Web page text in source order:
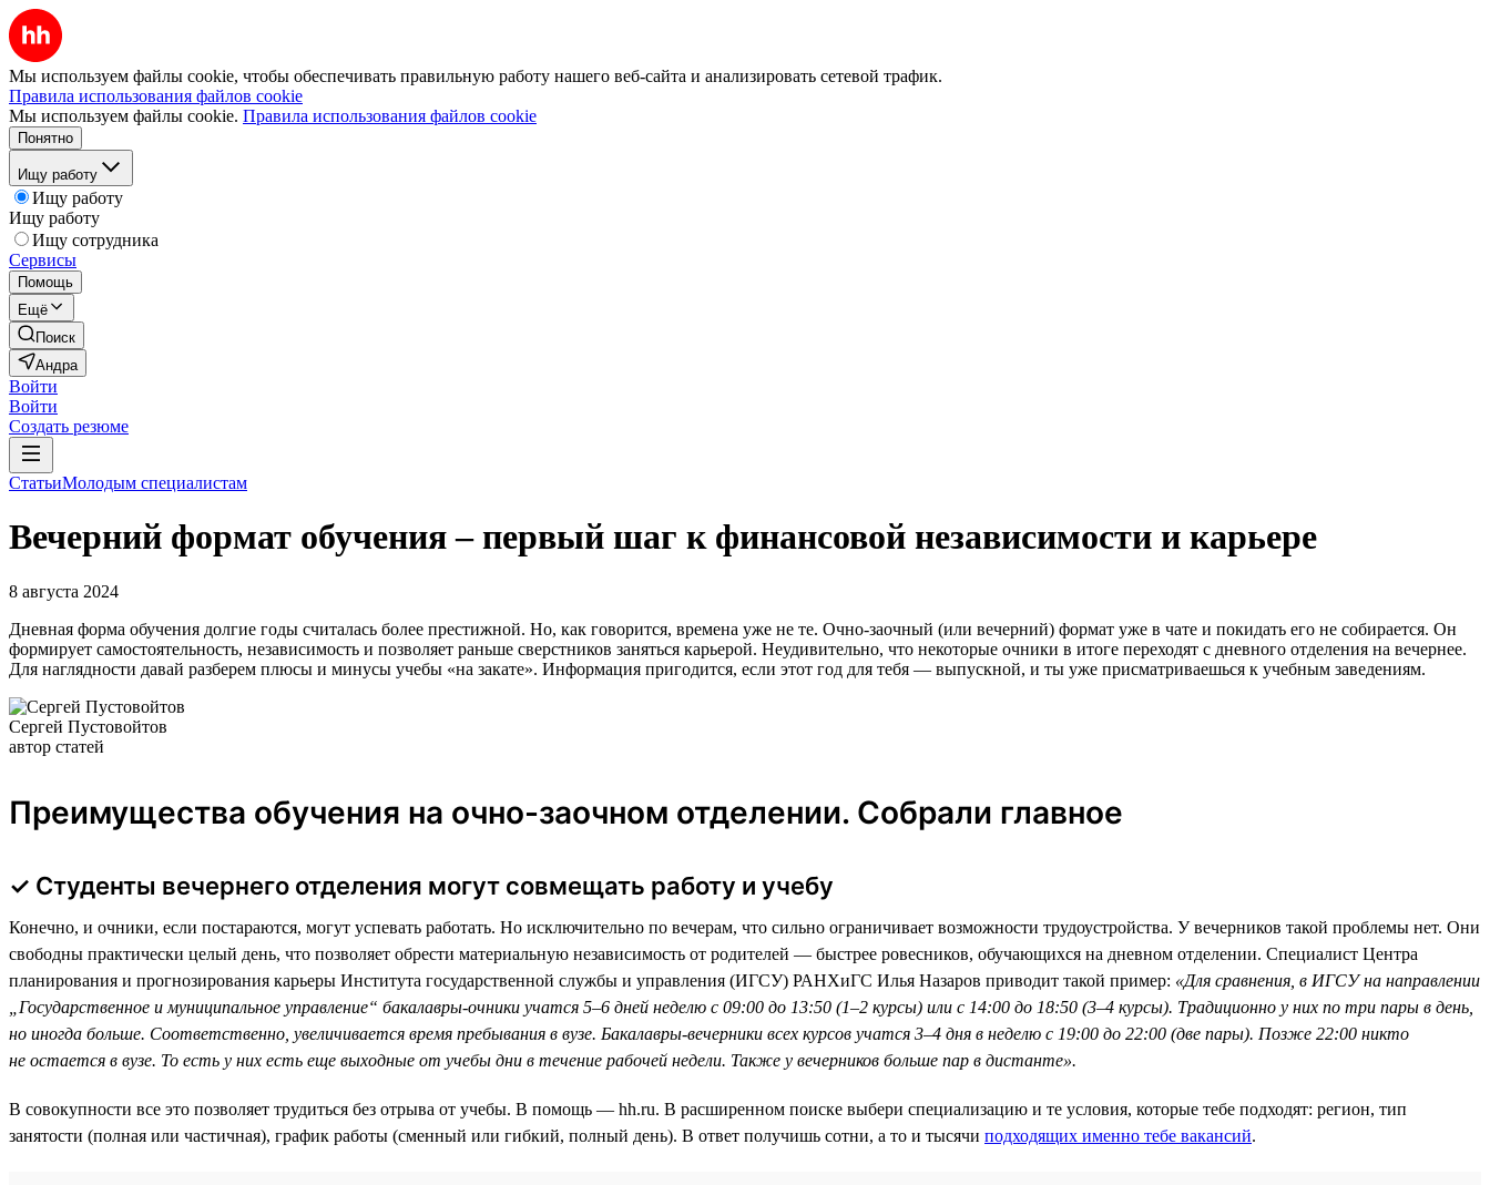
Мы используем файлы cookie, чтобы обеспечивать правильную работу нашего веб-сайта и анализировать сетевой трафик.
Правила использования файлов cookie
Мы используем файлы cookie. Правила использования файлов cookie
Понятно
Ищу работу
Ищу работу
Ищу работу
Ищу сотрудника
Сервисы
Помощь
Ещё
Поиск
Андра
Войти
Войти
Создать резюме
СтатьиМолодым специалистам
Вечерний формат обучения – первый шаг к финансовой независимости и карьере
8 августа 2024
Дневная форма обучения долгие годы считалась более престижной. Но, как говорится, времена уже не те. Очно-заочный (или вечерний) формат уже в чате и покидать его не собирается. Он
формирует самостоятельность, независимость и позволяет раньше сверстников заняться карьерой. Неудивительно, что некоторые очники в итоге переходят с дневного отделения на вечернее.
Для наглядности давай разберем плюсы и минусы учебы «на закате». Информация пригодится, если этот год для тебя — выпускной, и ты уже присматриваешься к учебным заведениям.
Сергей Пустовойтов
автор статей
Преимущества обучения на очно-заочном отделении. Собрали главное
✓ Студенты вечернего отделения могут совмещать работу и учебу
Конечно, и очники, если постараются, могут успевать работать. Но исключительно по вечерам, что сильно ограничивает возможности трудоустройства. У вечерников такой проблемы нет. Они
свободны практически целый день, что позволяет обрести материальную независимость от родителей — быстрее ровесников, обучающихся на дневном отделении. Специалист Центра
планирования и прогнозирования карьеры Института государственной службы и управления (ИГСУ) РАНХиГС Илья Назаров приводит такой пример: «Для сравнения, в ИГСУ на направлении
„Государственное и муниципальное управление“ бакалавры-очники учатся 5–6 дней неделю с 09:00 до 13:50 (1–2 курсы) или с 14:00 до 18:50 (3–4 курсы). Традиционно у них по три пары в день,
но иногда больше. Соответственно, увеличивается время пребывания в вузе. Бакалавры-вечерники всех курсов учатся 3–4 дня в неделю с 19:00 до 22:00 (две пары). Позже 22:00 никто
не остается в вузе. То есть у них есть еще выходные от учебы дни в течение рабочей недели. Также у вечерников больше пар в дистанте».
В совокупности все это позволяет трудиться без отрыва от учебы. В помощь — hh.ru. В расширенном поиске выбери специализацию и те условия, которые тебе подходят: регион, тип
занятости (полная или частичная), график работы (сменный или гибкий, полный день). В ответ получишь сотни, а то и тысячи подходящих именно тебе вакансий.